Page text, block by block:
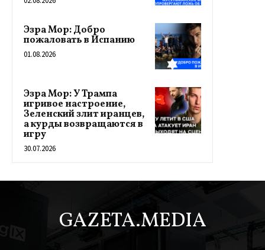
Эзра Мор: Добро
пожаловать в Испанию
01.08.2026
Эзра Мор: У Трампа
игривое настроение,
Зеленский злит иранцев,
а курды возвращаются в
игру
30.07.2026
GAZETA.MEDIA